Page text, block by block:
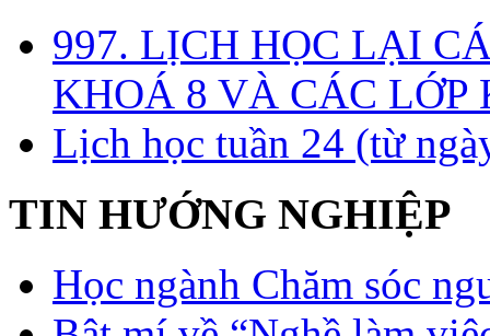
997. LỊCH HỌC LẠI
KHOÁ 8 VÀ CÁC LỚP
Lịch học tuần 24 (từ
TIN HƯỚNG NGHIỆP
Học ngành Chăm sóc